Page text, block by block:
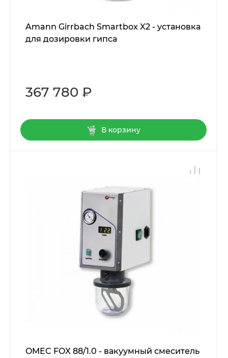
Amann Girrbach Smartbox X2 - установка
для дозировки гипса
367 780 ₽
В корзину
OMEC FOX 88/1.0 - вакуумный смеситель